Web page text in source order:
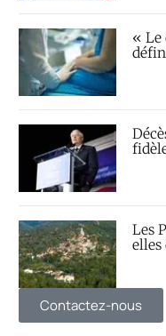
« Le
Les
elles
Contactez-nous